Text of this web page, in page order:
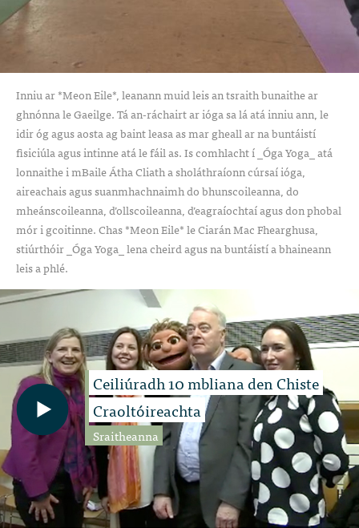
Inniu ar *Meon Eile*, leanann muid leis an tsraith bunaithe ar
ghnónna le Gaeilge. Tá an-ráchairt ar ióga sa lá atá inniu ann, le
idir óg agus aosta ag baint leasa as mar gheall ar na buntáistí
fisiciúla agus intinne atá le fáil as. Is comhlacht í _Óga Yoga_ atá
lonnaithe i mBaile Átha Cliath a sholáthraíonn cúrsaí ióga,
aireachais agus suanmhachnaimh do bhunscoileanna, do
mheánscoileanna, d’ollscoileanna, d’eagraíochtaí agus don phobal
mór i gcoitinne. Chas *Meon Eile* le Ciarán Mac Fhearghusa,
stiúrthóir _Óga Yoga_ lena cheird agus na buntáistí a bhaineann
leis a phlé.
Ceiliúradh 10 mbliana den Chiste
Craoltóireachta
Sraitheanna